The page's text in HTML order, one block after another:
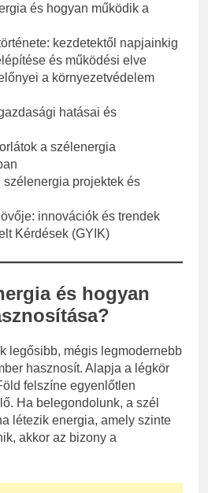
és hogyan működik a
kezdetektől napjainkig
és működési elve
a környezetvédelem
hatásai és
a szélenergia
szélenergia projektek és
innovációk és trendek
Kérdések (GYIK)
és hogyan
legősibb, mégis legmodernebb
hasznosít. Alapja a légkör
felszíne egyenlőtlen
Ha belegondolunk, a szél
létezik energia, amely szinte
akkor az bizony a